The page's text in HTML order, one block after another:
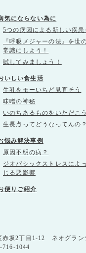
気にならない為に
5つの病因による新しい疾
『呼吸メジャーの法』を世
常識にしよう！
試してみましょう！
いしい食生活
牛乳をモーいちど見直そう
味噌の神秘
いのちあるものをいただこ
生長点ってどうなってんの
悩み解決事例
原因不明の病？
ジオパシックストレスによ
じる悪影響
便りご紹介
坂2丁目1-12 ネオグラン
716-1044